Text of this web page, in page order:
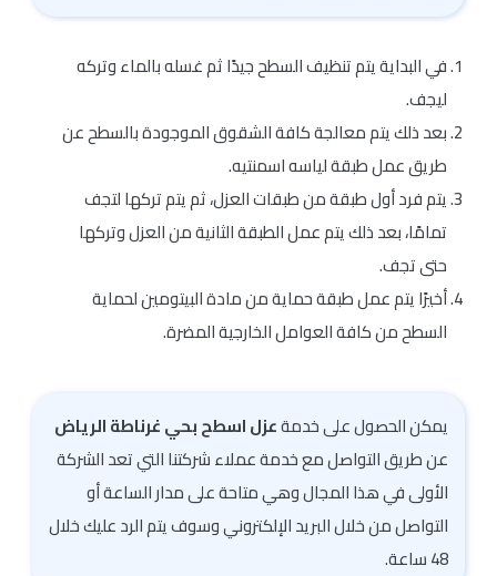
في البداية يتم تنظيف السطح جيدًا ثم غسله بالماء وتركه
ليجف.
بعد ذلك يتم معالجة كافة الشقوق الموجودة بالسطح عن
طريق عمل طبقة لياسه اسمنتيه.
يتم فرد أول طبقة من طبقات العزل، ثم يتم تركها لتجف
تمامًا، بعد ذلك يتم عمل الطبقة الثانية من العزل وتركها
حتى تجف.
أخيرًا يتم عمل طبقة حماية من مادة البيتومين لحماية
السطح من كافة العوامل الخارجية المضرة.
يمكن الحصول على خدمةعزل اسطح بحي غرناطة الرياض
عن طريق التواصل مع خدمة عملاء شركتنا التي تعد الشركة
الأولى في هذا المجال وهي متاحة على مدار الساعة أو
التواصل من خلال البريد الإلكتروني وسوف يتم الرد عليك خلال
48 ساعة.